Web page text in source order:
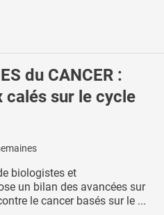
du CANCER :
calés sur le cycle
biologistes et
un bilan des avancées sur
le cancer basés sur le ...